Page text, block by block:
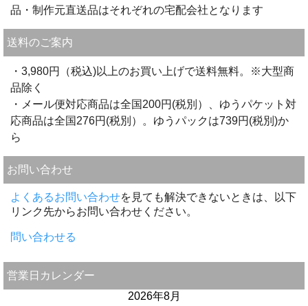
品・制作元直送品はそれぞれの宅配会社となります
送料のご案内
・3,980円（税込)以上のお買い上げで送料無料。※大型商
品除く
・メール便対応商品は全国200円(税別）、ゆうパケット対
応商品は全国276円(税別）。ゆうパックは739円(税別)か
ら
お問い合わせ
よくあるお問い合わせを見ても解決できないときは、以下
リンク先からお問い合わせください。
問い合わせる
営業日カレンダー
2026年8月